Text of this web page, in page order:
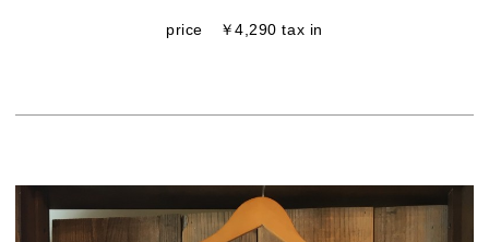
price ￥4,290 tax in